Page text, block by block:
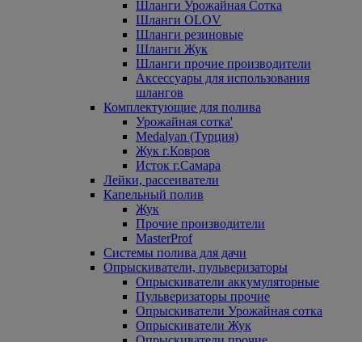
Шланги Урожайная Сотка
Шланги OLOV
Шланги резиновые
Шланги Жук
Шланги прочие производители
Аксессуары для использования
шлангов
Комплектующие для полива
Урожайная сотка'
Medalyan (Турция)
Жук г.Ковров
Исток г.Самара
Лейки, рассеиватели
Капельный полив
Жук
Прочие производители
MasterProf
Системы полива для дачи
Опрыскиватели, пульверизаторы
Опрыскиватели аккумуляторные
Пульверизаторы прочие
Опрыскиватели Урожайная сотка
Опрыскиватели Жук